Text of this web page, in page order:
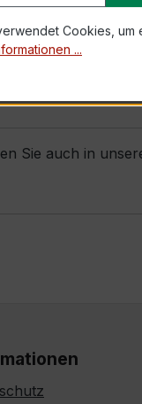
konfigurieren für
Sie auch in
Cookies,
...